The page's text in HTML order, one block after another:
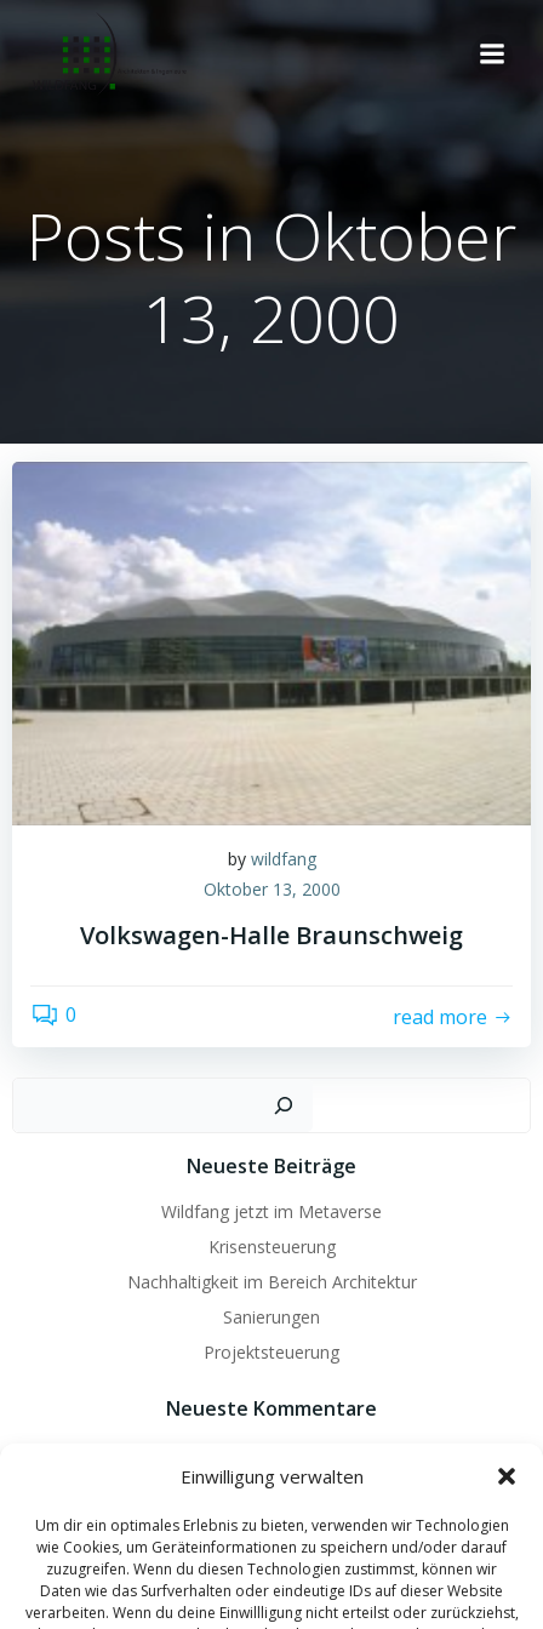
Einwilligung verwalten
Um dir ein optimales Erlebnis zu bieten, verwenden wir Technologien
wie Cookies, um Geräteinformationen zu speichern und/oder darauf
zuzugreifen. Wenn du diesen Technologien zustimmst, können wir
Daten wie das Surfverhalten oder eindeutige IDs auf dieser Website
verarbeiten. Wenn du deine Einwillligung nicht erteilst oder zurückziehst,
Inhalt
Posts in Oktober
13, 2000
by wildfang
Oktober 13, 2000
Volkswagen-Halle Braunschweig
0 read more
Neueste Beiträge
Wildfang jetzt im Metaverse
Krisensteuerung
Nachhaltigkeit im Bereich Architektur
Sanierungen
Projektsteuerung
Neueste Kommentare
© 2026 Wildfang Architekten - Ingenieure. Created by